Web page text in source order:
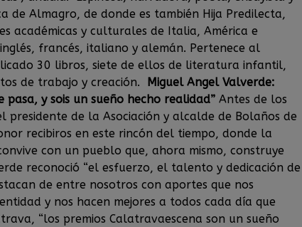
de Almagro, de donde es también Hija Predilecta,
académicas y culturales de Italia, América e
francés, italiano y alemán. Pertenece al
30 libros, siete de ellos de literatura infantil,
de trabajo y creación.
Miguel Angel Valverde:
pasa, y sois un sueño hecho realidad” Antes de los
presidente de la Asociación y alcalde de Bolaños de
recibiros en este rincón del tiempo, donde la
con un pueblo que, ahora mismo, construye
reconoció “el esfuerzo, el talento y dedicación de
de entre nosotros con aportes que nos
y nos hacen mejores a todos cada día que
“los premios Calatravaescena son un sueño